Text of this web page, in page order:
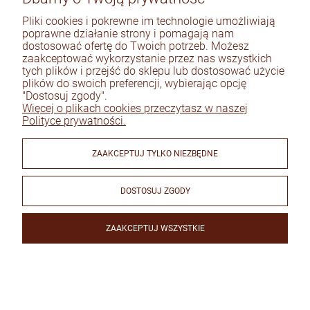
Komentarz sklepu
To niezwykle miłe czytać takie opinie! :)
serdecznie dziękujemy za docenienie zarówno
zweryfikowano
Zakupione obuwie spełniło moje
oczekiwania pod każdym względem.
Jakość wykonania jest bardzo wysoka –
materiały są solidne, starannie
wykończone, a same buty są wygodne i
dobrze dopasowane. Widać dbałość o
detale oraz trwałość produktu. Na
szczególne wyróżnienie zasługuje również
obsługa sklepu. Personel wykazał się
dużym profesjonalizmem, wysoką kulturą
osobistą oraz bardzo dobrą znajomością
rzetelne porady i pomoc w wyborze
odpowiedniego modelu, dzięki czemu cały
miłej atmosferze. Zdecydowanie polecam
zarówno sklep, jak i oferowane obuwie
2
Pliki cookies i pokrewne im technologie umożliwiają
poprawne działanie strony i pomagają nam
dostosować ofertę do Twoich potrzeb. Możesz
zaakceptować wykorzystanie przez nas wszystkich
tych plików i przejść do sklepu lub dostosować użycie
plików do swoich preferencji, wybierając opcję
"Dostosuj zgody".
Więcej o plikach cookies przeczytasz w naszej
Polityce prywatności.
ZAAKCEPTUJ TYLKO NIEZBĘDNE
DOSTOSUJ ZGODY
ZAAKCEPTUJ WSZYSTKIE